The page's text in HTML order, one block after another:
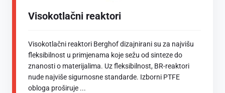
Visokotlačni reaktori
Visokotlačni reaktori Berghof dizajnirani su za najvišu
fleksibilnost u primjenama koje sežu od sinteze do
znanosti o materijalima. Uz fleksibilnost, BR-reaktori
nude najviše sigurnosne standarde. Izborni PTFE
obloga proširuje ...